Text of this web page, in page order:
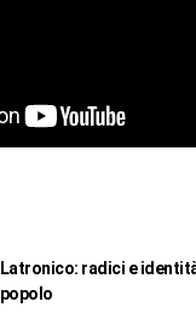
Latronico: radici e
popolo